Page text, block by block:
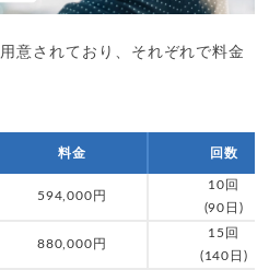
意されており、それぞれで料金
料金 回数
594,000円
10回
(90日)
880,000円
15回
(140日)